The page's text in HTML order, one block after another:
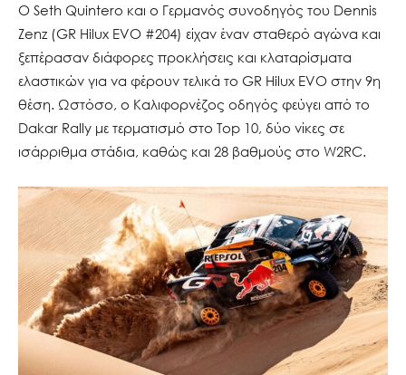
Ο Seth Quintero και ο Γερμανός συνοδηγός του Dennis
Zenz (GR Hilux EVO #204) είχαν έναν σταθερό αγώνα και
ξεπέρασαν διάφορες προκλήσεις και κλαταρίσματα
ελαστικών για να φέρουν τελικά το GR Hilux EVO στην 9η
θέση. Ωστόσο, ο Καλιφορνέζος οδηγός φεύγει από το
Dakar Rally με τερματισμό στο Top 10, δύο νίκες σε
ισάρριθμα στάδια, καθώς και 28 βαθμούς στο W2RC.